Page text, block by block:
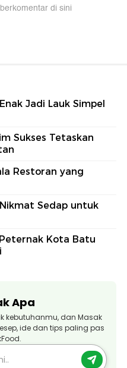
di sini
Jadi Lauk Simpel
Sukses Tetaskan
Restoran yang
Sedap untuk
Kota Batu
Apa
kebutuhanmu, dan Masak
ide dan tips paling pas